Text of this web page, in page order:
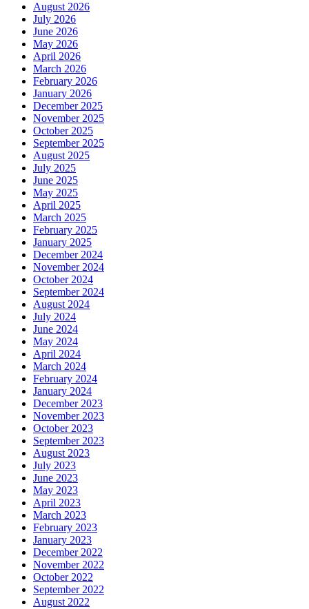
August 2026
July 2026
June 2026
May 2026
April 2026
March 2026
February 2026
January 2026
December 2025
November 2025
October 2025
September 2025
August 2025
July 2025
June 2025
May 2025
April 2025
March 2025
February 2025
January 2025
December 2024
November 2024
October 2024
September 2024
August 2024
July 2024
June 2024
May 2024
April 2024
March 2024
February 2024
January 2024
December 2023
November 2023
October 2023
September 2023
August 2023
July 2023
June 2023
May 2023
April 2023
March 2023
February 2023
January 2023
December 2022
November 2022
October 2022
September 2022
August 2022